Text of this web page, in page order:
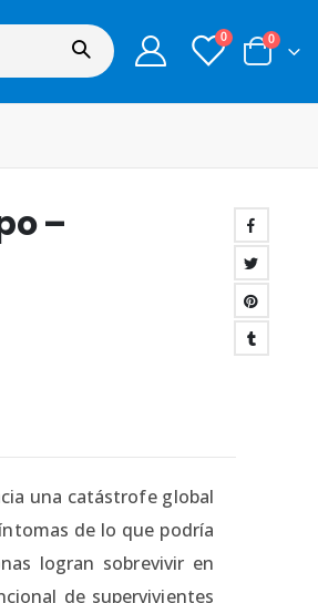
0 0
–
una catástrofe global
de lo que podría
logran sobrevivir en
de supervivientes